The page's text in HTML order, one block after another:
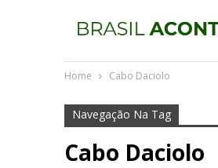
Home Cabo Daciolo
Navegação Na Tag
Cabo Daciolo